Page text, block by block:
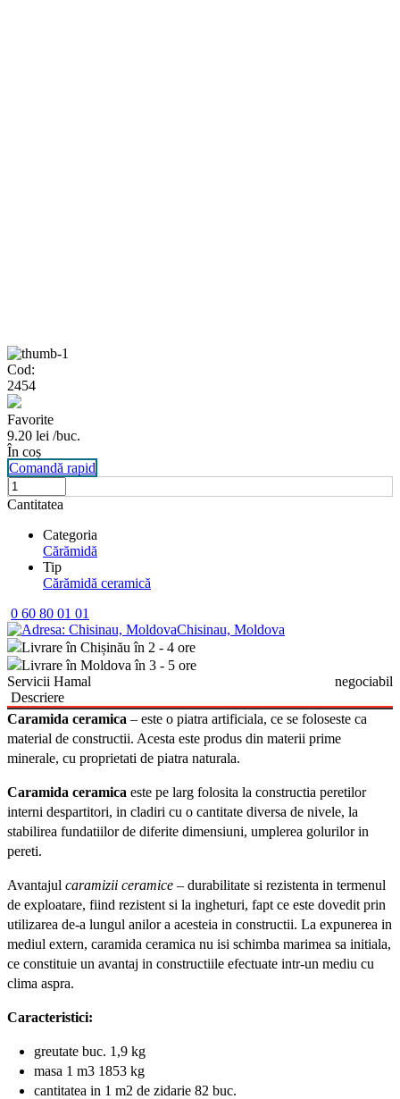
Cod:
2454
Favorite
9.20 lei /buc.
În coș
Comandă rapid
Cantitatea
Categoria
Cărămidă
Tip
Cărămidă ceramică
0 60 80 01 01
Chisinau, Moldova
Livrare în Chișinău în 2 - 4 ore
Livrare în Moldova în 3 - 5 ore
Servicii Hamal
negociabil
Descriere
Caramida ceramica – este o piatra artificiala, ce se foloseste ca
material de constructii. Acesta este produs din materii prime
minerale, cu proprietati de piatra naturala.
Caramida ceramica este pe larg folosita la constructia peretilor
interni despartitori, in cladiri cu o cantitate diversa de nivele, la
stabilirea fundatiilor de diferite dimensiuni, umplerea golurilor in
pereti.
Avantajul caramizii ceramice – durabilitate si rezistenta in termenul
de exploatare, fiind rezistent si la ingheturi, fapt ce este dovedit prin
utilizarea de-a lungul anilor a acesteia in constructii. La expunerea in
mediul extern, caramida ceramica nu isi schimba marimea sa initiala,
ce constituie un avantaj in constructiile efectuate intr-un mediu cu
clima aspra.
Caracteristici:
greutate buc. 1,9 kg
masa 1 m3 1853 kg
cantitatea in 1 m2 de zidarie 82 buc.